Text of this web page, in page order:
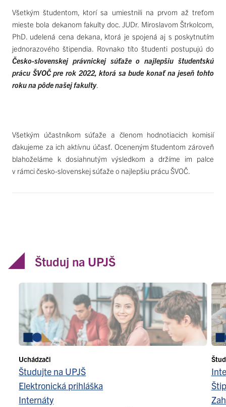
Všetkým študentom, ktorí sa umiestnili na prvom až treťom
mieste bola dekanom fakulty doc. JUDr. Miroslavom Štrkolcom,
PhD. udelená cena dekana, ktorá je spojená aj s poskytnutím
jednorazového štipendia. Rovnako títo študenti postupujú do
Česko-slovenskej právnickej súťaže o najlepšiu študentskú
prácu ŠVOČ pre rok 2022, ktorá sa bude konať na jeseň tohto
roku na pôde našej fakulty.
Všetkým účastníkom súťaže a členom hodnotiacich komisií
ďakujeme za ich aktívnu účasť. Oceneným študentom zároveň
blahoželáme k dosiahnutým výsledkom a držíme im palce
v rámci česko-slovenskej súťaže o najlepšiu prácu ŠVOČ.
Študuj na UPJŠ
Uchádzači
Študujte na UPJŠ
Elektronická prihláška
Internáty